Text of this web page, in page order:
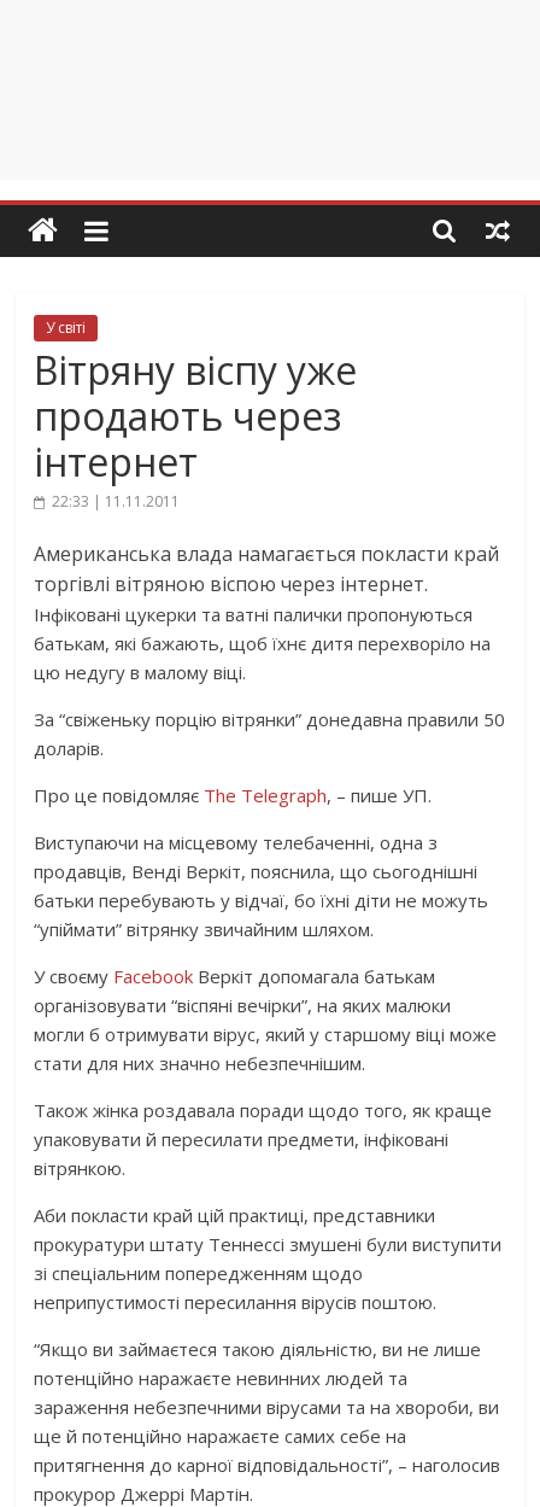
У світі
Вітряну віспу уже
продають через
інтернет
22:33 | 11.11.2011
Американська влада намагається покласти край
торгівлі вітряною віспою через інтернет.
Інфіковані цукерки та ватні палички пропонуються
батькам, які бажають, щоб їхнє дитя перехворіло на
цю недугу в малому віці.
За “свіженьку порцію вітрянки” донедавна правили 50
доларів.
Про це повідомляє The Telegraph, – пише УП.
Виступаючи на місцевому телебаченні, одна з
продавців, Венді Веркіт, пояснила, що сьогоднішні
батьки перебувають у відчаї, бо їхні діти не можуть
“упіймати” вітрянку звичайним шляхом.
У своєму Facebook Веркіт допомагала батькам
організовувати “віспяні вечірки”, на яких малюки
могли б отримувати вірус, який у старшому віці може
стати для них значно небезпечнішим.
Також жінка роздавала поради щодо того, як краще
упаковувати й пересилати предмети, інфіковані
вітрянкою.
Аби покласти край цій практиці, представники
прокуратури штату Теннессі змушені були виступити
зі спеціальним попередженням щодо
неприпустимості пересилання вірусів поштою.
“Якщо ви займаєтеся такою діяльністю, ви не лише
потенційно наражаєте невинних людей та
зараження небезпечними вірусами та на хвороби, ви
ще й потенційно наражаєте самих себе на
притягнення до карної відповідальності”, – наголосив
прокурор Джеррі Мартін.